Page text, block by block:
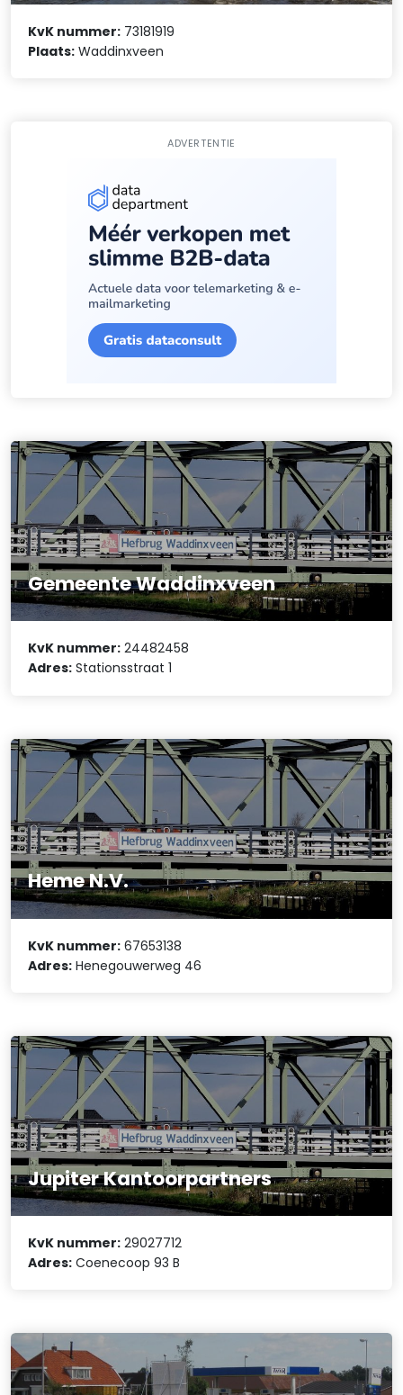
KvK nummer: 73181919
Plaats: Waddinxveen
ADVERTENTIE
Gemeente Waddinxveen
KvK nummer: 24482458
Adres: Stationsstraat 1
Heme N.V.
KvK nummer: 67653138
Adres: Henegouwerweg 46
Jupiter Kantoorpartners
KvK nummer: 29027712
Adres: Coenecoop 93 B